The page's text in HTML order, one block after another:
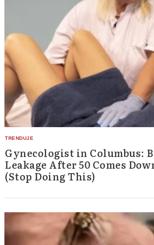
Gynecologist in Columbus:
Leakage After 50 Comes
(Stop Doing This)